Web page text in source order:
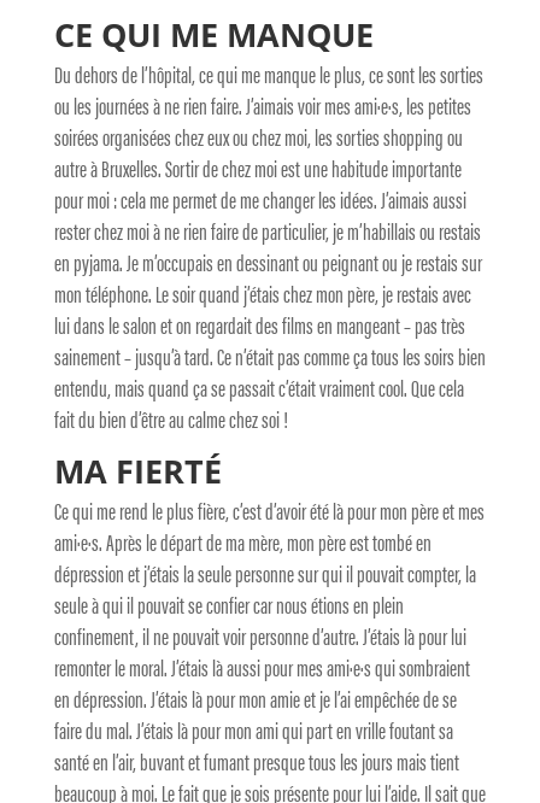
CE QUI ME MANQUE
Du dehors de l’hôpital, ce qui me manque le plus, ce sont les sorties
ou les journées à ne rien faire. J’aimais voir mes ami·e·s, les petites
soirées organisées chez eux ou chez moi, les sorties shopping ou
autre à Bruxelles. Sortir de chez moi est une habitude importante
pour moi : cela me permet de me changer les idées. J’aimais aussi
rester chez moi à ne rien faire de particulier, je m’habillais ou restais
en pyjama. Je m’occupais en dessinant ou peignant ou je restais sur
mon téléphone. Le soir quand j’étais chez mon père, je restais avec
lui dans le salon et on regardait des films en mangeant – pas très
sainement – jusqu’à tard. Ce n’était pas comme ça tous les soirs bien
entendu, mais quand ça se passait c’était vraiment cool. Que cela
fait du bien d’être au calme chez soi !
MA FIERTÉ
Ce qui me rend le plus fière, c’est d’avoir été là pour mon père et mes
ami·e·s. Après le départ de ma mère, mon père est tombé en
dépression et j’étais la seule personne sur qui il pouvait compter, la
seule à qui il pouvait se confier car nous étions en plein
confinement, il ne pouvait voir personne d’autre. J’étais là pour lui
remonter le moral. J’étais là aussi pour mes ami·e·s qui sombraient
en dépression. J’étais là pour mon amie et je l’ai empêchée de se
faire du mal. J’étais là pour mon ami qui part en vrille foutant sa
santé en l’air, buvant et fumant presque tous les jours mais tient
beaucoup à moi. Le fait que je sois présente pour lui l’aide. Il sait que